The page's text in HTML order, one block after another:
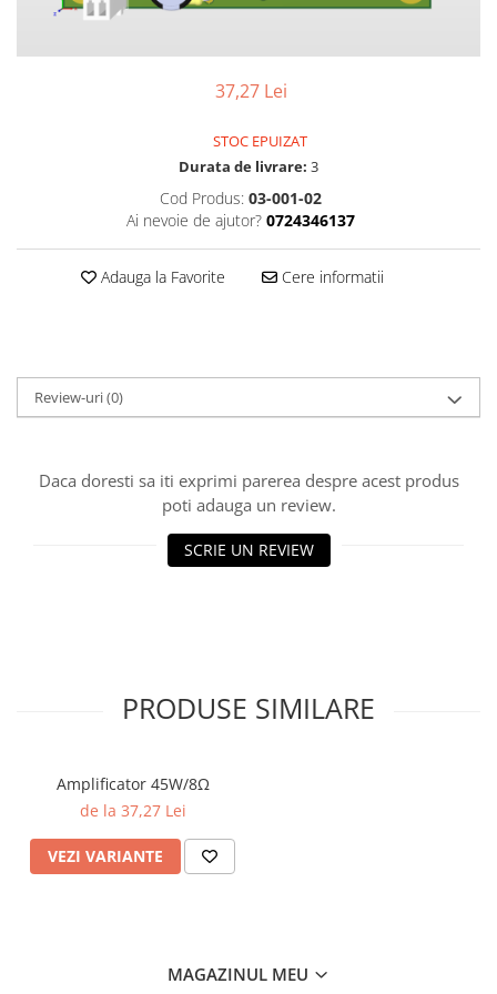
37,27 Lei
STOC EPUIZAT
Durata de livrare: 3
Cod Produs: 03-001-02
Ai nevoie de ajutor? 0724346137
Adauga la Favorite Cere informatii
Review-uri(0)
Daca doresti sa iti exprimi parerea despre acest produs
poti adauga un review.
SCRIE UN REVIEW
PRODUSE SIMILARE
Amplificator 45W/8Ω
de la 37,27 Lei
VEZI VARIANTE
MAGAZINUL MEU